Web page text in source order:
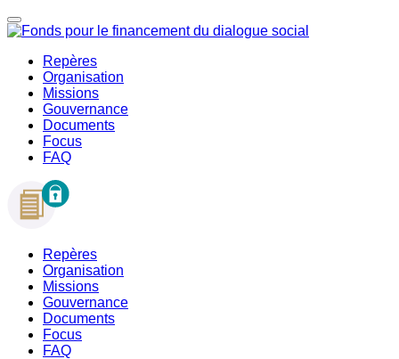
Repères
Organisation
Missions
Gouvernance
Documents
Focus
FAQ
Repères
Organisation
Missions
Gouvernance
Documents
Focus
FAQ